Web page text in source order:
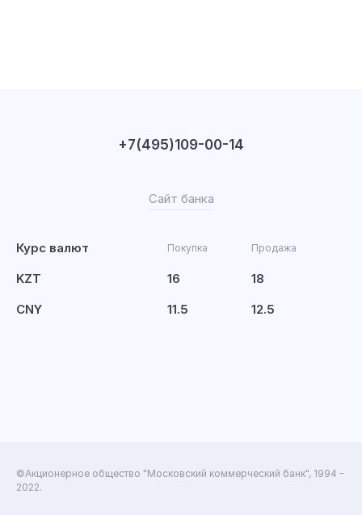
+7(495)109-00-14
Сайт банка
Курс валют Покупка Продажа
KZT 16
18
CNY
11.5 12.5
©Акционерное общество "Московский коммерческий банк", 1994 -
2022.